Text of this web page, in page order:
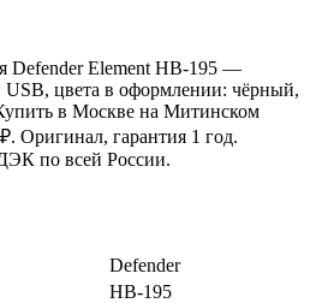
Defender Element HB-195 —
цвета в оформлении: чёрный,
в Москве на Митинском
Оригинал, гарантия 1 год.
по всей России.
Defender
HB-195